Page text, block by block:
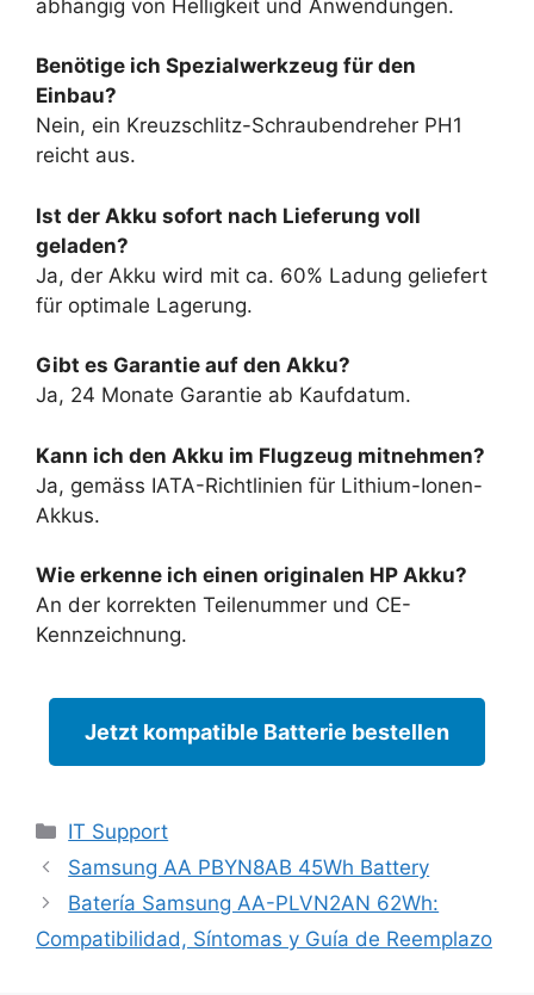
abhängig von Helligkeit und Anwendungen.
Benötige ich Spezialwerkzeug für den
Einbau?
Nein, ein Kreuzschlitz-Schraubendreher PH1
reicht aus.
Ist der Akku sofort nach Lieferung voll
geladen?
Ja, der Akku wird mit ca. 60% Ladung geliefert
für optimale Lagerung.
Gibt es Garantie auf den Akku?
Ja, 24 Monate Garantie ab Kaufdatum.
Kann ich den Akku im Flugzeug mitnehmen?
Ja, gemäss IATA-Richtlinien für Lithium-Ionen-
Akkus.
Wie erkenne ich einen originalen HP Akku?
An der korrekten Teilenummer und CE-
Kennzeichnung.
Jetzt kompatible Batterie bestellen
Categories
IT Support
Samsung AA PBYN8AB 45Wh Battery
Batería Samsung AA-PLVN2AN 62Wh:
Compatibilidad, Síntomas y Guía de Reemplazo